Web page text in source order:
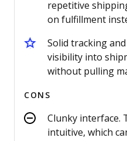
repetitive
on fulfillment
Solid tracking
visibility into
without pulling
CONS
Clunky interface.
intuitive, which